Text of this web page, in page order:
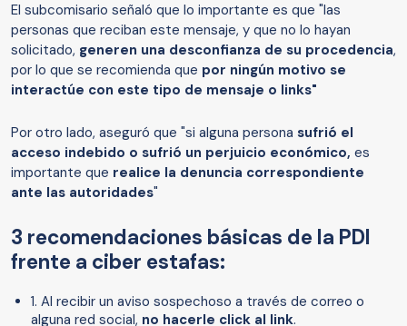
El subcomisario señaló que lo importante es que "las
personas que reciban este mensaje, y que no lo hayan
solicitado, generen una desconfianza de su procedencia,
por lo que se recomienda que por ningún motivo se
interactúe con este tipo de mensaje o links"
Por otro lado, aseguró que "si alguna persona sufrió el
acceso indebido o sufrió un perjuicio económico, es
importante que realice la denuncia correspondiente
ante las autoridades"
3 recomendaciones básicas de la PDI
frente a ciber estafas:
1. Al recibir un aviso sospechoso a través de correo o
alguna red social, no hacerle click al link.